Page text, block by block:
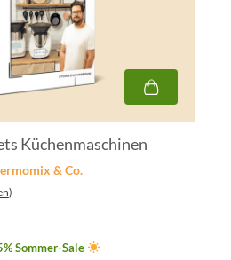
Küchenmaschinen
& Co.
)
Sommer-Sale